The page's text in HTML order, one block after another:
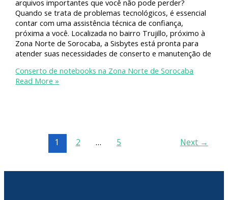
arquivos importantes que você não pode perder?
Quando se trata de problemas tecnológicos, é essencial
contar com uma assistência técnica de confiança,
próxima a você. Localizada no bairro Trujillo, próximo à
Zona Norte de Sorocaba, a Sisbytes está pronta para
atender suas necessidades de conserto e manutenção de
Conserto de notebooks na Zona Norte de Sorocaba
Read More »
1 2 … 5 Next →